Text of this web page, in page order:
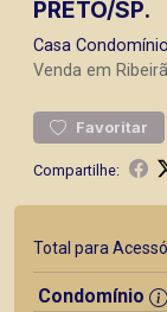
PRETO/SP.
Casa Condomínio
Venda em
Favoritar
Compartilhe:
Total para
Condomínio